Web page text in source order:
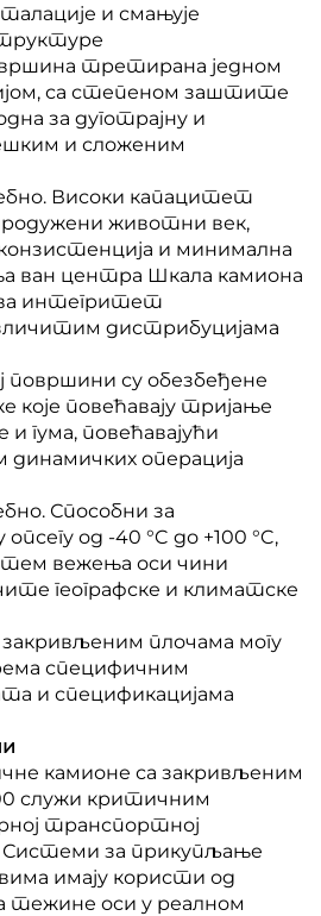
и смањује
третирана једном
са степеном заштите
за дуготрајну и
и сложеним
Високи капацитет
животни век,
и минимална
ван центра Шкала камиона
интегритет
дистрибуцијама
површини су обезбеђене
које повећавају тријање
гума, повећавајући
операција
Способни за
од -40 °C до +100 °C,
вежења оси чини
географске и климатске
плочама могу
специфичним
и спецификацијама
камионе са закривљеним
служи критичним
транспортној
за прикупљање
имају користи од
тежине оси у реалном